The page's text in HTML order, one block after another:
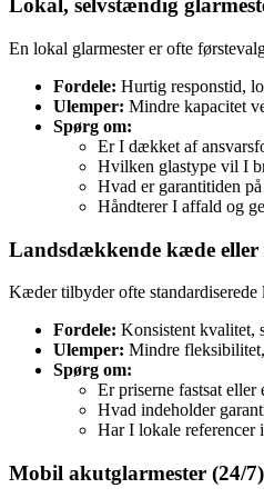
Lokal, selvstændig
En lokal glarmester er ofte
Fordele: Hurtig responstid,
Ulemper: Mindre kapacitet
Spørg om:
Er I dækket af
Hvilken glastype vil I
Hvad er garantitiden
Håndterer I affald og
Landsdækkende kæde eller
Kæder tilbyder ofte
Fordele: Konsistent kvalitet,
Ulemper: Mindre
Spørg om:
Er priserne fastsat
Hvad indeholder
Har I lokale referencer
Mobil akutglarmester (24/7)